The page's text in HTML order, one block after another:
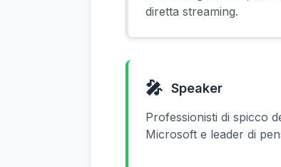
diretta streaming.
🎤 Speaker
Professionisti di spicco
Microsoft e leader di